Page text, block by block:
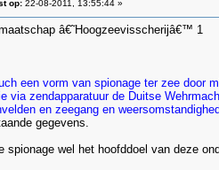
op:22-08-2011, 13:55:44 »
â€˜Hoogzeevisscherijâ€™ 1
een vorm van spionage ter zee door
via zendapparatuur de Duitse
en zeegang en
gegevens.
spionage wel het hoofddoel van deze